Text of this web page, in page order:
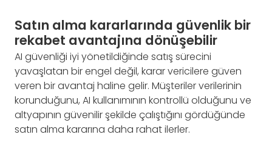
Satın alma kararlarında güvenlik bir
rekabet avantajına dönüşebilir
AI güvenliği iyi yönetildiğinde satış sürecini
yavaşlatan bir engel değil, karar vericilere güven
veren bir avantaj haline gelir. Müşteriler verilerinin
korunduğunu, AI kullanımının kontrollü olduğunu ve
altyapının güvenilir şekilde çalıştığını gördüğünde
satın alma kararına daha rahat ilerler.